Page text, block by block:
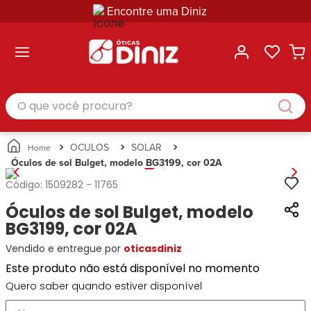
Encontre uma Diniz
Masculino
Feminino
Infantil
Unissex
Busque
Por
Marcas
Ana
Hickmann
Bulget
Miu-
Miu
Guess
Lacoste
Categorias
Masculino
Feminino
Infantil
Unissex
Busque
Por
Marcas
Ray-
Ban
Prada
Ana
Hickmann
Correntes
para
Óculos
Estojos
para
Óculos
Soluções
e
Cuidados
Busque
Ray-
Ban
Armani
Exchange
Tommy
Hilfiger
Ana
Hickmann
Guess
Categoria
Armações
de Óculos
Óculos
de Sol
para
Óculos
Estojo
para
Óculos
Gênero
Masculino
Feminino
O que você procura?
OCULOS
SOLAR
Óculos de sol Bulget, modelo BG3199, cor 02A
Código: 1509282 - 11765
Óculos de sol Bulget, modelo
BG3199, cor 02A
Vendido e entregue por oticasdiniz
Este produto não está disponível no momento
Quero saber quando estiver disponível